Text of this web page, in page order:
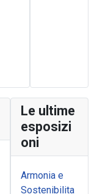
Le ultime
esposizi
oni
Armonia e
Sostenibilita